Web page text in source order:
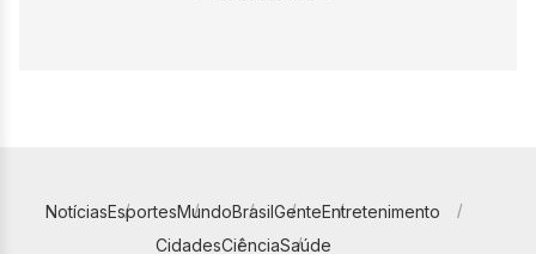
NotíciasEsportesMundoBrasilGenteEntretenimento
CidadesCiênciaSaúde